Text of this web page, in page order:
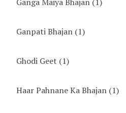
Ganpati Bhajan (1)
Ghodi Geet (1)
Haar Pahnane Ka Bhajan (1)